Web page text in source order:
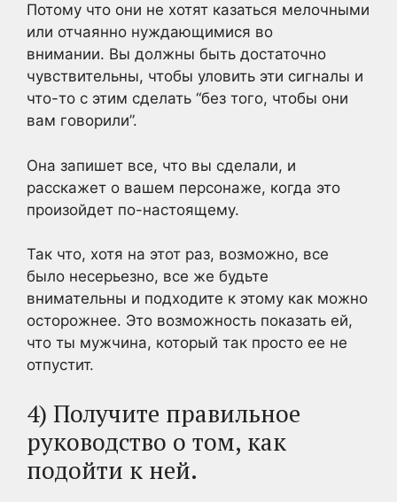
Потому что они не хотят казаться мелочными
или отчаянно нуждающимися во
внимании. Вы должны быть достаточно
чувствительны, чтобы уловить эти сигналы и
что-то с этим сделать “без того, чтобы они
вам говорили”.
Она запишет все, что вы сделали, и
расскажет о вашем персонаже, когда это
произойдет по-настоящему.
Так что, хотя на этот раз, возможно, все
было несерьезно, все же будьте
внимательны и подходите к этому как можно
осторожнее. Это возможность показать ей,
что ты мужчина, который так просто ее не
отпустит.
4) Получите правильное
руководство о том, как
подойти к ней.